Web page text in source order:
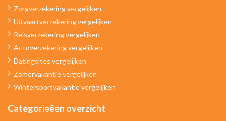
Zorgverzekering vergelijken
Uitvaartverzekering vergelijken
Reisverzekering vergelijken
Autoverzekering vergelijken
Datingsites vergelijken
Zomervakantie vergelijken
Wintersportvakantie vergelijken
Categorieëen overzicht